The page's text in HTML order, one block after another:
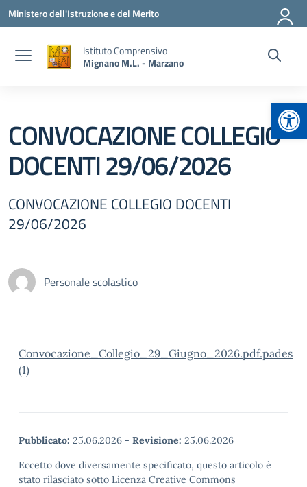
Vai ai contenuti
Vai al menu di navigazione
Vai al footer
Ministero dell'Istruzione e del Merito
Istituto Comprensivo
Mignano M.L. - Marzano
CONVOCAZIONE COLLEGIO
DOCENTI 29/06/2026
CONVOCAZIONE COLLEGIO DOCENTI
29/06/2026
Personale scolastico
Convocazione_Collegio_29_Giugno_2026.pdf.pades
(1)
Pubblicato: 25.06.2026 - Revisione: 25.06.2026
Eccetto dove diversamente specificato, questo articolo è
stato rilasciato sotto Licenza Creative Commons